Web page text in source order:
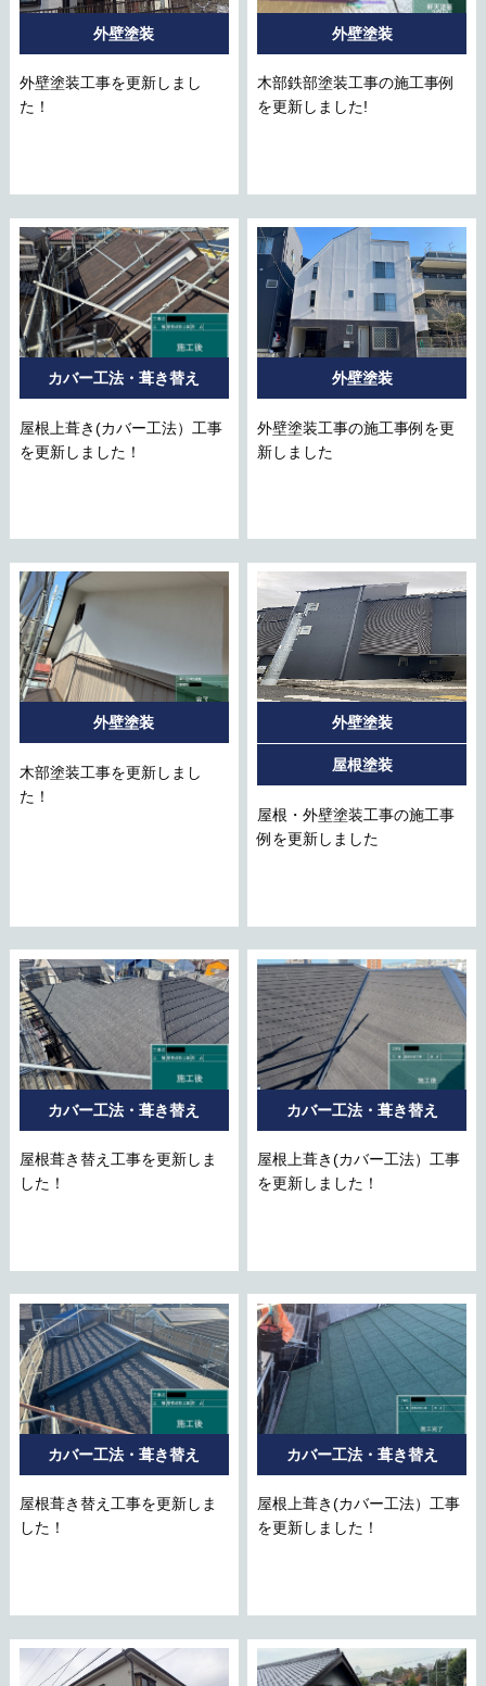
外壁塗装
外壁塗装工事を更新しまし
た！
外壁塗装
木部鉄部塗装工事の施工事例
を更新しました!
カバー工法・葺き替え
屋根上葺き(カバー工法）工事
を更新しました！
外壁塗装
外壁塗装工事の施工事例を更
新しました
外壁塗装
木部塗装工事を更新しまし
た！
外壁塗装
屋根塗装
屋根・外壁塗装工事の施工事
例を更新しました
カバー工法・葺き替え
屋根葺き替え工事を更新しま
した！
カバー工法・葺き替え
屋根上葺き(カバー工法）工事
を更新しました！
カバー工法・葺き替え
屋根葺き替え工事を更新しま
した！
カバー工法・葺き替え
屋根上葺き(カバー工法）工事
を更新しました！